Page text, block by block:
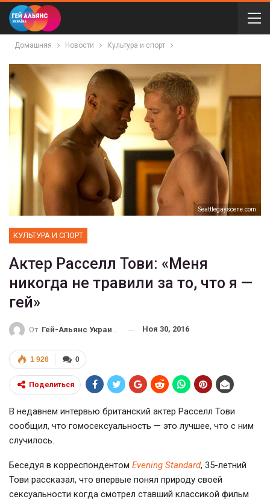
Домашняя Новости Культура и спорт
Seattlegayscene.com
КУЛЬТУРА И СПОРТ
Актер Расселл Тови: «Меня
никогда не травили за то, что я —
гей»
От Гей-Альянс Украина Ноя 30, 2016
0
1 926
Поделиться
В недавнем интервью британский актер Расселл Тови
сообщил, что гомосексуальность — это лучшее, что с ним
случилось.
Беседуя в корреспондентом Evening Standard, 35-летний
Тови рассказал, что впервые понял природу своей
сексуальности когда смотрел ставший классикой фильм